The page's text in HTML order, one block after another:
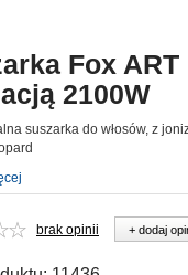
Fox
2100W
suszarka do włosów, z
brak opinii + dodaj